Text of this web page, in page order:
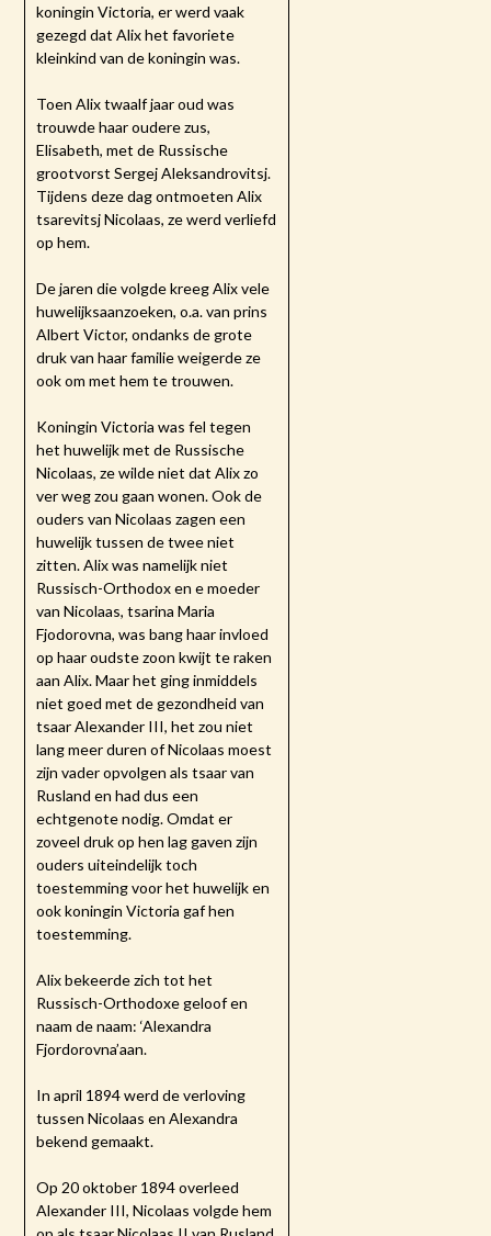
koningin Victoria, er werd vaak
gezegd dat Alix het favoriete
kleinkind van de koningin was.
Toen Alix twaalf jaar oud was
trouwde haar oudere zus,
Elisabeth, met de Russische
grootvorst Sergej Aleksandrovitsj.
Tijdens deze dag ontmoeten Alix
tsarevitsj Nicolaas, ze werd verliefd
op hem.
De jaren die volgde kreeg Alix vele
huwelijksaanzoeken, o.a. van prins
Albert Victor, ondanks de grote
druk van haar familie weigerde ze
ook om met hem te trouwen.
Koningin Victoria was fel tegen
het huwelijk met de Russische
Nicolaas, ze wilde niet dat Alix zo
ver weg zou gaan wonen. Ook de
ouders van Nicolaas zagen een
huwelijk tussen de twee niet
zitten. Alix was namelijk niet
Russisch-Orthodox en e moeder
van Nicolaas, tsarina Maria
Fjodorovna, was bang haar invloed
op haar oudste zoon kwijt te raken
aan Alix. Maar het ging inmiddels
niet goed met de gezondheid van
tsaar Alexander III, het zou niet
lang meer duren of Nicolaas moest
zijn vader opvolgen als tsaar van
Rusland en had dus een
echtgenote nodig. Omdat er
zoveel druk op hen lag gaven zijn
ouders uiteindelijk toch
toestemming voor het huwelijk en
ook koningin Victoria gaf hen
toestemming.
Alix bekeerde zich tot het
Russisch-Orthodoxe geloof en
naam de naam: ‘Alexandra
Fjordorovna’aan.
In april 1894 werd de verloving
tussen Nicolaas en Alexandra
bekend gemaakt.
Op 20 oktober 1894 overleed
Alexander III, Nicolaas volgde hem